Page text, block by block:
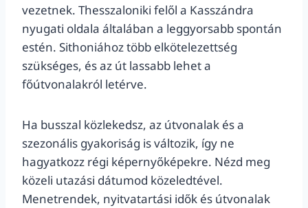
vezetnek. Thesszaloniki felől a Kasszándra
nyugati oldala általában a leggyorsabb spontán
estén. Sithoniához több elkötelezettség
szükséges, és az út lassabb lehet a
főútvonalakról letérve.
Ha busszal közlekedsz, az útvonalak és a
szezonális gyakoriság is változik, így ne
hagyatkozz régi képernyőképekre. Nézd meg
közeli utazási dátumod közeledtével.
Menetrendek, nyitvatartási idők és útvonalak